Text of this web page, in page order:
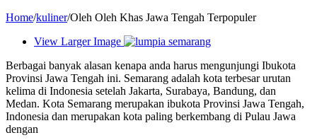
Home/kuliner/Oleh Oleh Khas Jawa Tengah Terpopuler
View Larger Image
Berbagai banyak alasan kenapa anda harus mengunjungi Ibukota
Provinsi Jawa Tengah ini. Semarang adalah kota terbesar urutan
kelima di Indonesia setelah Jakarta, Surabaya, Bandung, dan
Medan. Kota Semarang merupakan ibukota Provinsi Jawa Tengah,
Indonesia dan merupakan kota paling berkembang di Pulau Jawa
dengan